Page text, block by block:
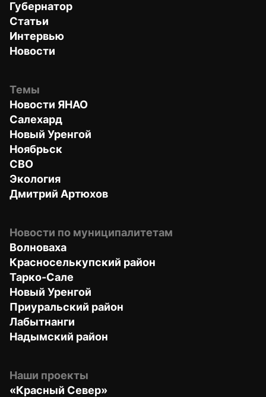
Губернатор
Статьи
Интервью
Новости
Темы
Новости ЯНАО
Салехард
Новый Уренгой
Ноябрьск
СВО
Экология
Дмитрий Артюхов
Новости по муниципалитетам
Волноваха
Красноселькупский район
Тарко-Сале
Новый Уренгой
Приуральский район
Лабытнанги
Надымский район
Наши проекты
«Красный Север»